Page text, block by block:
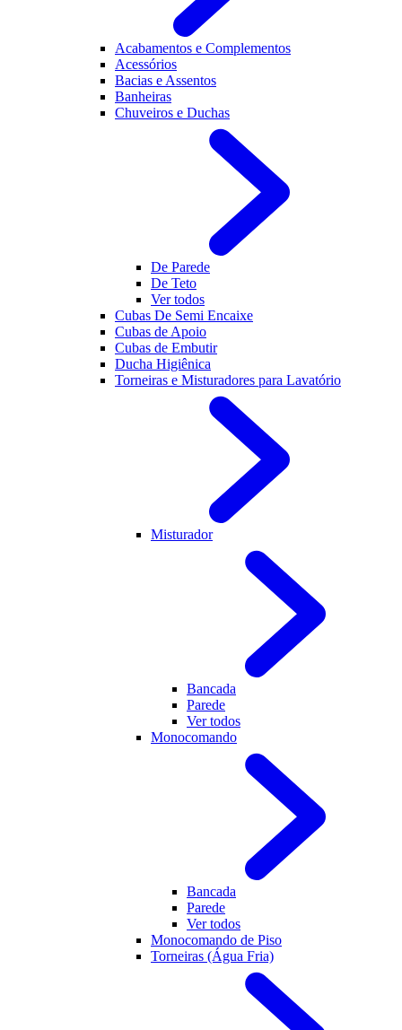
Acabamentos e Complementos
Acessórios
Bacias e Assentos
Banheiras
Chuveiros e Duchas
De Parede
De Teto
Ver todos
Cubas De Semi Encaixe
Cubas de Apoio
Cubas de Embutir
Ducha Higiênica
Torneiras e Misturadores para Lavatório
Misturador
Bancada
Parede
Ver todos
Monocomando
Bancada
Parede
Ver todos
Monocomando de Piso
Torneiras (Água Fria)